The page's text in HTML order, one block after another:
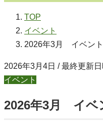
TOP
イベント
2026年3月 イベン
2026年3月4日 / 最終更新日
イベント
2026年3月 イベ